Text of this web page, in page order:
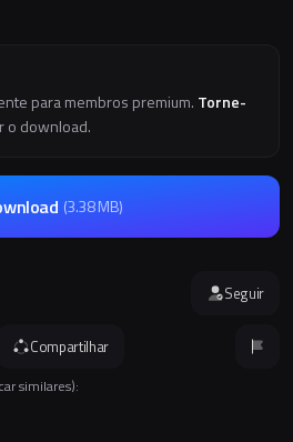
Compartilhar
similares):
para membros premium. Torne-
o download.
(3.38 MB)
Seguir